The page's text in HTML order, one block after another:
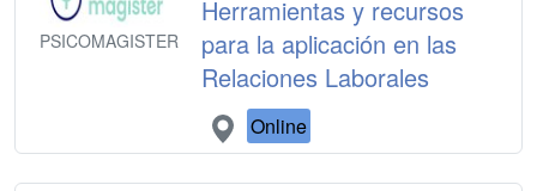
PSICOMAGISTER
Herramientas y recursos
para la aplicación en las
Relaciones Laborales
Online